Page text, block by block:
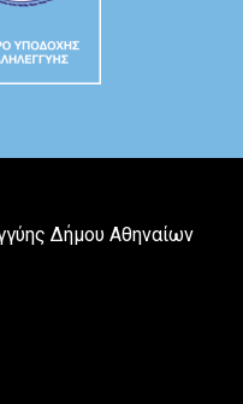
Δήμου Αθηναίων